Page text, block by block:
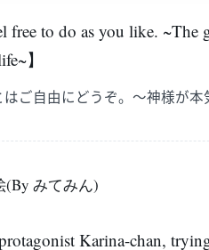
free to do as you like.
】
はご自由にどうぞ。～神様が
Karina-chan,